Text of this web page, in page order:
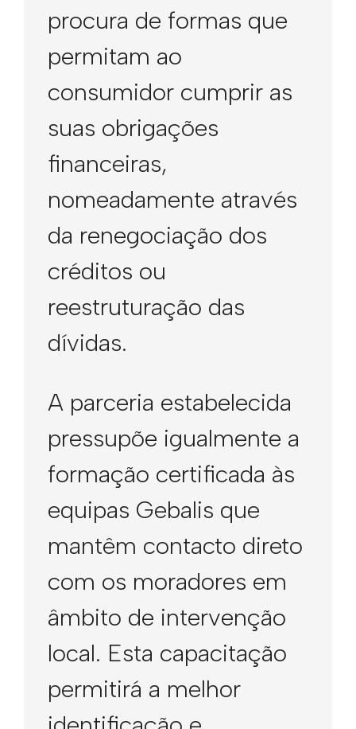
procura de formas que
permitam ao
consumidor cumprir as
suas obrigações
financeiras,
nomeadamente através
da renegociação dos
créditos ou
reestruturação das
dívidas.
A parceria estabelecida
pressupõe igualmente a
formação certificada às
equipas Gebalis que
mantêm contacto direto
com os moradores em
âmbito de intervenção
local. Esta capacitação
permitirá a melhor